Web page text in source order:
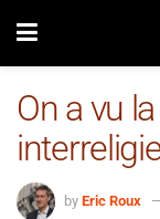
On a vu
by Eric Roux